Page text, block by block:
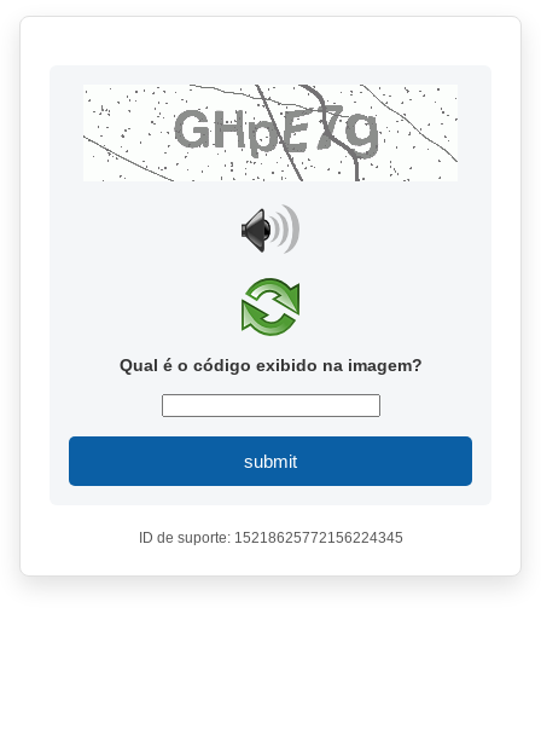
Qual é o código exibido na imagem?
submit
ID de suporte: 15218625772156224345